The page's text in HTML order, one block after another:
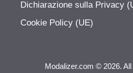
Dichiarazione sulla Privacy
Cookie Policy (UE)
Modalizer.com © 2026.